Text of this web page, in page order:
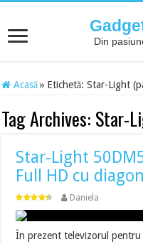
Din
Acasă » Etichetă:Star-Light
Tag Archives: Star-
Star-Light
Full HD cu
Daniela
În prezent televizorul pentru